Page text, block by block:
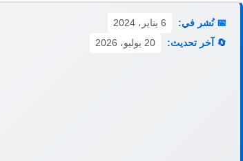
📅 نُشر في:
6 يناير، 2024
🔄 آخر تحديث:
20 يوليو، 2026